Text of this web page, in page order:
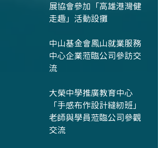
展協會參加「高雄港灣健
走趣」活動設攤
中山基金會鳳山就業服務
中心企業蒞臨公司參訪交
流
大榮中學推廣教育中心
「手感布作設計縫紉班」
老師與學員蒞臨公司參觀
交流